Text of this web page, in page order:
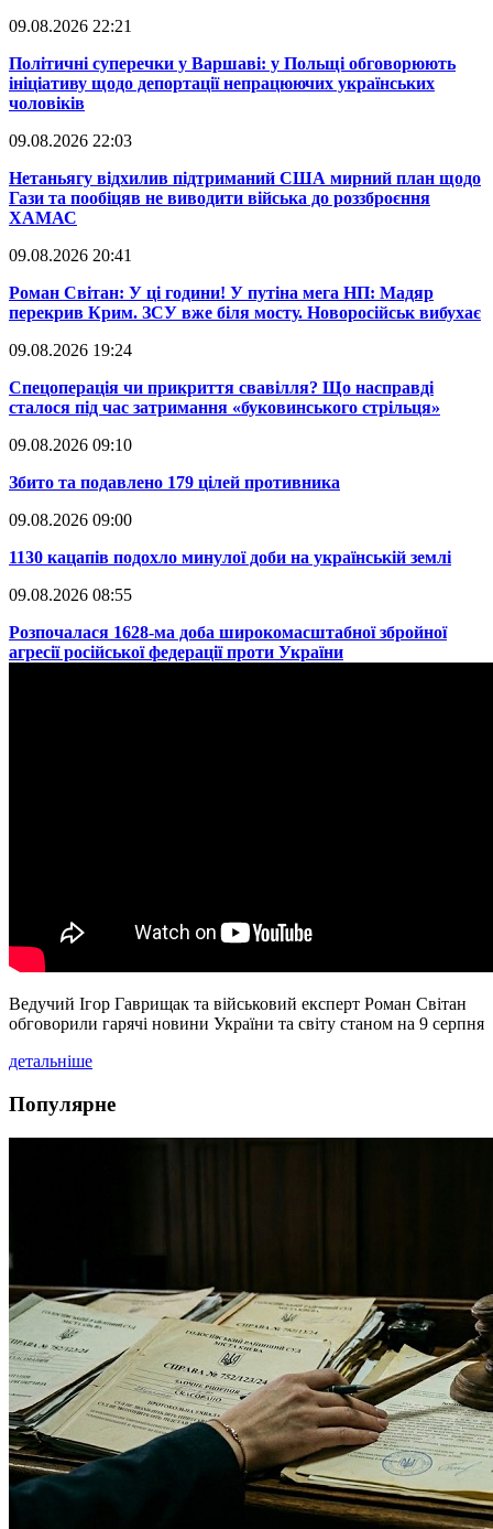
09.08.2026 22:21
​Політичні суперечки у Варшаві: у Польщі обговорюють
ініціативу щодо депортації непрацюючих українських
чоловіків
09.08.2026 22:03
​Нетаньягу відхилив підтриманий США мирний план щодо
Гази та пообіцяв не виводити війська до роззброєння
ХАМАС
09.08.2026 20:41
​Роман Світан: У ці години! У путіна мега НП: Мадяр
перекрив Крим. ЗСУ вже біля мосту. Новоросійськ вибухає
09.08.2026 19:24
​Спецоперація чи прикриття свавілля? Що насправді
сталося під час затримання «буковинського стрільця»
09.08.2026 09:10
​Збито та подавлено 179 цілей противника
09.08.2026 09:00
​1130 кацапів подохло минулої доби на українській землі
09.08.2026 08:55
​Розпочалася 1628-ма доба широкомасштабної збройної
агресії російської федерації проти України
Ведучий Ігор Гаврищак та військовий експерт Роман Світан
обговорили гарячі новини України та світу станом на 9 серпня
детальніше
Популярне